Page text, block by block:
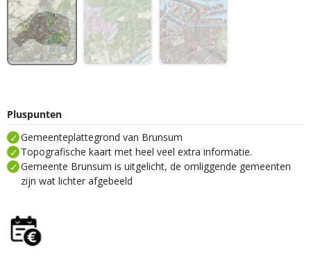
Pluspunten
Gemeenteplattegrond van Brunsum
Topografische kaart met heel veel extra informatie.
Gemeente Brunsum is uitgelicht, de omliggende gemeenten
zijn wat lichter afgebeeld